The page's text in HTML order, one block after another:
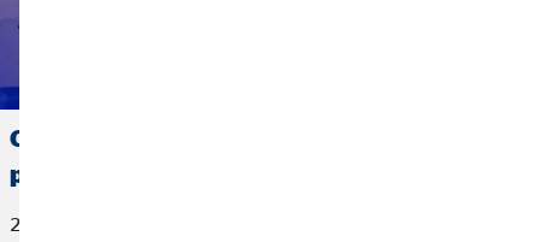
OVB España, reconocida por AXA con el
premio a la Mejor Gestión de Vida
27 de marzo de 2026